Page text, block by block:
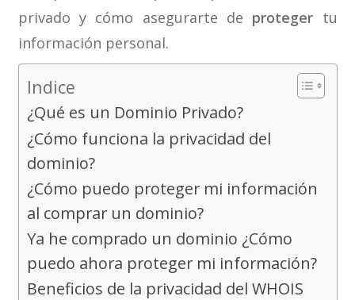
privado y cómo asegurarte de proteger tu
información personal.
Indice
¿Qué es un Dominio Privado?
¿Cómo funciona la privacidad del
dominio?
¿Cómo puedo proteger mi información
al comprar un dominio?
Ya he comprado un dominio ¿Cómo
puedo ahora proteger mi información?
Beneficios de la privacidad del WHOIS